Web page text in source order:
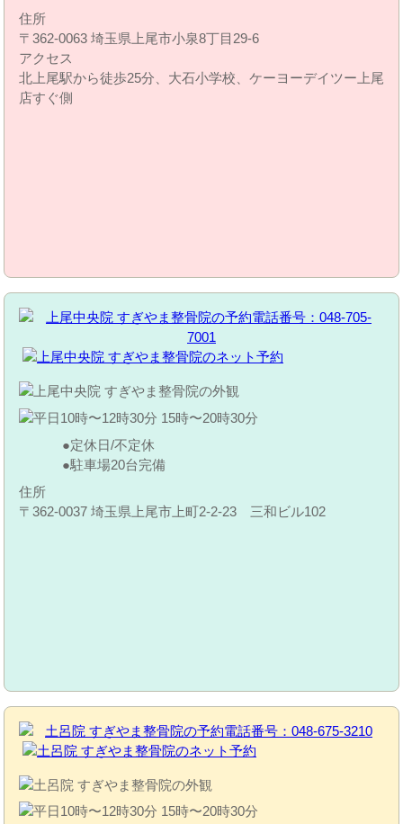
住所
〒362-0063 埼玉県上尾市小泉8丁目29‐6
アクセス
北上尾駅から徒歩25分、大石小学校、ケーヨーデイツー上尾
店すぐ側
定休日/不定休
駐車場20台完備
住所
〒362-0037 埼玉県上尾市上町2-2-23 三和ビル102